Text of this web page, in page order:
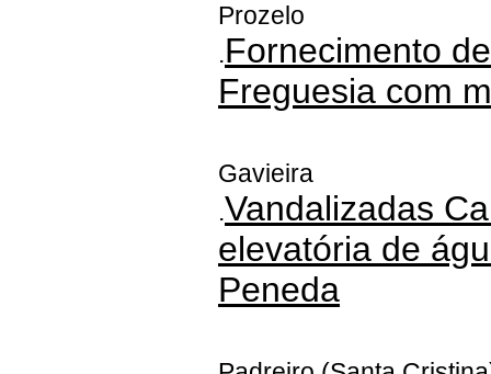
Prozelo
.Fornecimento
Freguesia com
Gavieira
.Vandalizadas
elevatória de
Peneda